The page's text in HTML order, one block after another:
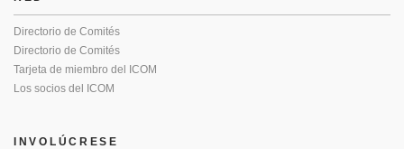
Directorio de Comités
Directorio de Comités
Tarjeta de miembro del ICOM
Los socios del ICOM
INVOLÚCRESE